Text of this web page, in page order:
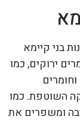
בני קיימא
ירוקים, כמו
השוטפת. כמו
ומשפרים את